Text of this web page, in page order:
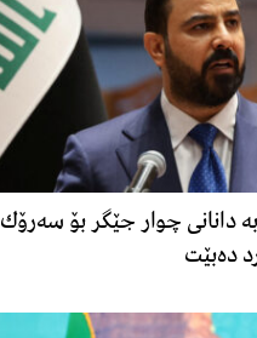
دانانی چوار جێگر بۆ سەرۆك
دەبێت